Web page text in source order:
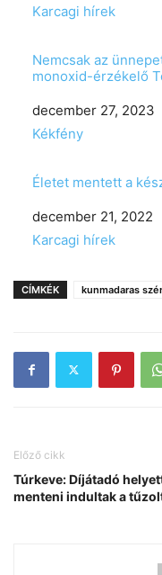
In relation to
Karcagi hírek
Nemcsak az
monoxid-érzékelő
Date
december 27, 2023
In relation to
Kékfény
Életet mentett a
Date
december 21, 2022
In relation to
Karcagi hírek
CÍMKÉK kunmadaras
Előző cikk
Túrkeve: Díjátadó
menteni indultak a